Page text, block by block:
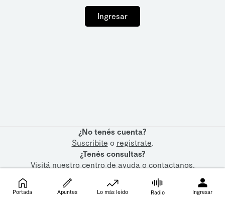
Ingresar
¿No tenés cuenta?
Suscribite o registrate.
¿Tenés consultas?
Visitá nuestrocentro de ayudaocontactanos.
Portada Apuntes Lo más leído Radio Ingresar